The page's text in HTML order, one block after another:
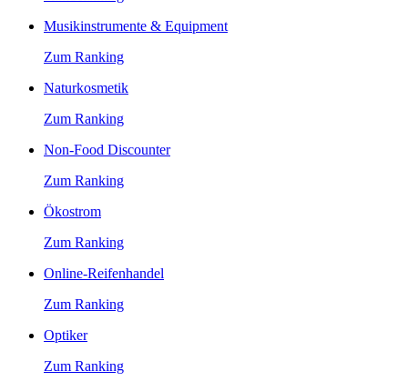
Musikinstrumente & Equipment
Zum Ranking
Naturkosmetik
Zum Ranking
Non-Food Discounter
Zum Ranking
Ökostrom
Zum Ranking
Online-Reifenhandel
Zum Ranking
Optiker
Zum Ranking